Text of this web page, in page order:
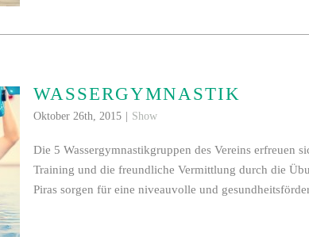
WASSERGYMNASTIK
Oktober 26th, 2015 Show
Die 5 Wassergymnastikgruppen des Vereins erfreuen
Training und die freundliche Vermittlung durch die
Piras sorgen für eine niveauvolle und